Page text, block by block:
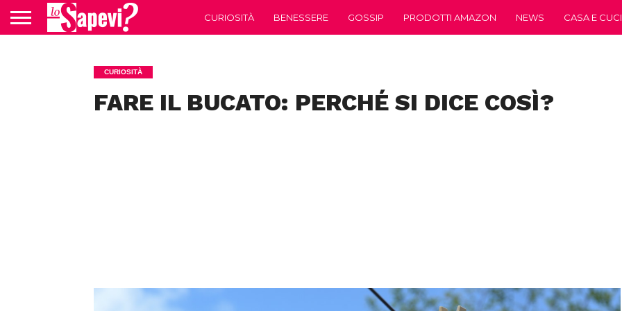
CURIOSITÀ BENESSERE GOSSIP PRODOTTI AMAZON NEWS CASA E
CURIOSITÀ
FARE IL BUCATO: PERCHÉ SI DICE COSÌ?